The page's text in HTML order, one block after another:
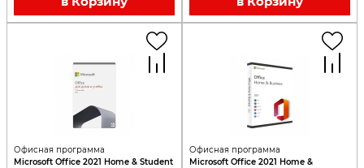
Офисная программа
Microsoft Office 2021 Home & Student
Офисная программа
Microsoft Office 2021 Home &